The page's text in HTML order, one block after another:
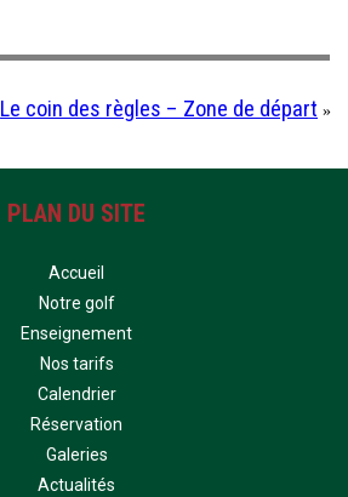
Le coin des règles – Zone de départ »
PLAN DU SITE
Accueil
Notre golf
Enseignement
Nos tarifs
Calendrier
Réservation
Galeries
Actualités